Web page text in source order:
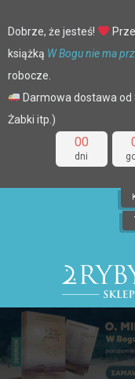
00
dni
Dobrze, że jesteś!
książką W Bogu nie ma
robocze.
Darmowa dostawa od
Żabki itp.)